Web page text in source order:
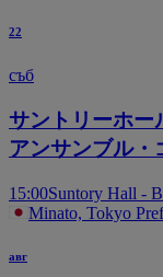
22
съб
サントリーホー
アンサンブル・
15:00Suntory Hall -
Minato, Tokyo
авг